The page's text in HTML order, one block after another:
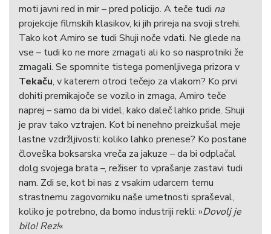
moti javni red in mir – pred policijo. A teče tudi na
projekcije filmskih klasikov, ki jih prireja na svoji strehi.
Tako kot Amiro se tudi Shuji noče vdati. Ne glede na
vse – tudi ko ne more zmagati ali ko so nasprotniki že
zmagali. Se spomnite tistega pomenljivega prizora v
Tekaču, v katerem otroci tečejo za vlakom? Ko prvi
dohiti premikajoče se vozilo in zmaga, Amiro teče
naprej – samo da bi videl, kako daleč lahko pride. Shuji
je prav tako vztrajen. Kot bi nenehno preizkušal meje
lastne vzdržljivosti: koliko lahko prenese? Ko postane
človeška boksarska vreča za jakuze – da bi odplačal
dolg svojega brata –, režiser to vprašanje zastavi tudi
nam. Zdi se, kot bi nas z vsakim udarcem temu
strastnemu zagovorniku naše umetnosti spraševal,
koliko je potrebno, da bomo industriji rekli: »Dovolj je
bilo! Rez!«